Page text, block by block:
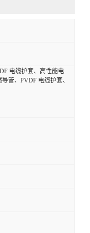
电缆护套、高性能电
管、PVDF 电缆护套、